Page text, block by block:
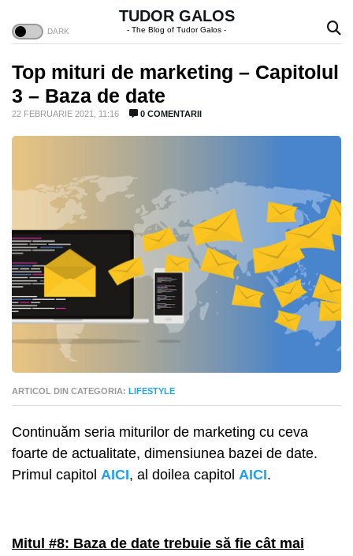
TUDOR GALOS
- The Blog of Tudor Galos -
Top mituri de marketing – Capitolul
3 – Baza de date
22 FEBRUARIE 2021, 11:16 0 COMENTARII
ARTICOL DIN CATEGORIA: LIFESTYLE
Continuăm seria miturilor de marketing cu ceva
foarte de actualitate, dimensiunea bazei de date.
Primul capitol AICI, al doilea capitol AICI.
Mitul #8: Baza de date trebuie să fie cât mai